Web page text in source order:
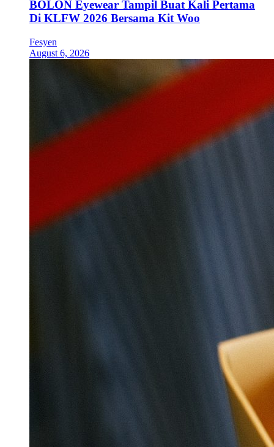
BOLON Eyewear Tampil Buat Kali Pertama
Di KLFW 2026 Bersama Kit Woo
Fesyen
August 6, 2026